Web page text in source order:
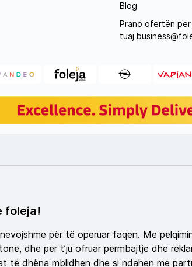
Blog
Prano ofertën për
tuaj
foleja!
për të operuar faqen. Me
dhe për t’ju ofruar përmbajtje dhe
të dhëna mblidhen dhe si ndahen me